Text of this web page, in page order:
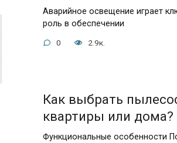
Аварийное освещение играет
роль в обеспечении
0 2.9к.
Как выбрать
квартиры или дома?
Функциональные особенности